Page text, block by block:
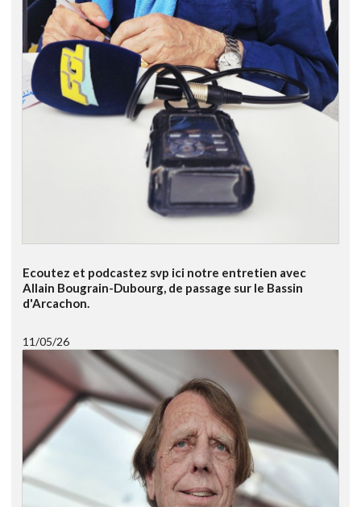
Ecoutez et podcastez svp ici notre entretien avec
Allain Bougrain-Dubourg, de passage sur le Bassin
d'Arcachon.
11/05/26